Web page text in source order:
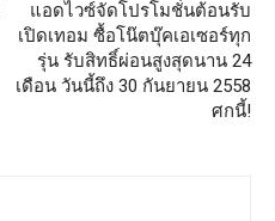
แอดไวซ์จัดโปรโมชั่นต้อนรับ
เปิดเทอม ซื้อโน๊ตบุ๊คเอเซอร์ทุก
รุ่น รับสิทธิ์ผ่อนสูงสุดนาน 24
เดือน วันนี้ถึง 30 กันยายน 2558
ศกนี้!